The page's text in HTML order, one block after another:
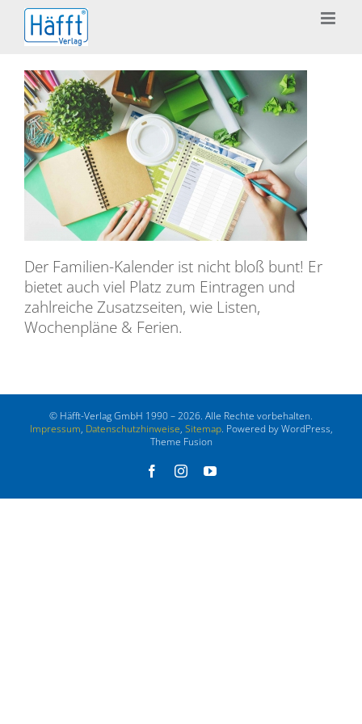
Zum
Inhalt
springen
Der Familien-Kalender ist nicht bloß bunt! Er
bietet auch viel Platz zum Eintragen und
zahlreiche Zusatzseiten, wie Listen,
Wochenpläne & Ferien.
© Häfft-Verlag GmbH 1990 – 2026. Alle Rechte vorbehalten.
Impressum, Datenschutzhinweise, Sitemap. Powered by WordPress,
Theme Fusion
FacebookInstagramYouTube